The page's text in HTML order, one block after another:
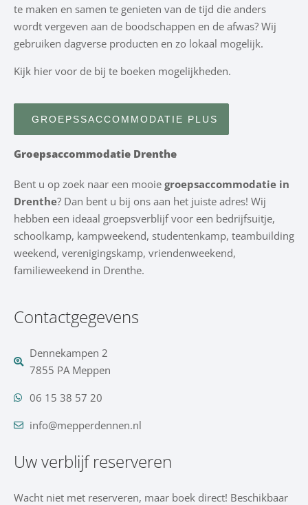
te maken en samen te genieten van de tijd die anders
wordt vergeven aan de boodschappen en de afwas? Wij
gebruiken dagverse producten en zo lokaal mogelijk.
Kijk hier voor de bij te boeken mogelijkheden.
GROEPSSACCOMMODATIE PLUS
Groepsaccommodatie Drenthe
Bent u op zoek naar een mooie groepsaccommodatie in
Drenthe? Dan bent u bij ons aan het juiste adres! Wij
hebben een ideaal groepsverblijf voor een bedrijfsuitje,
schoolkamp, kampweekend, studentenkamp, teambuilding
weekend, verenigingskamp, vriendenweekend,
familieweekend in Drenthe.
Contactgegevens
Dennekampen 2
7855 PA Meppen
06 15 38 57 20
info@mepperdennen.nl
Uw verblijf reserveren
Wacht niet met reserveren, maar boek direct! Beschikbaar